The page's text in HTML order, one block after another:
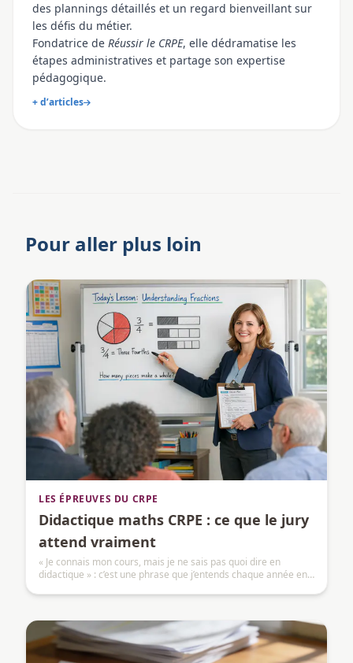
des plannings détaillés et un regard bienveillant sur
les défis du métier.
Fondatrice de Réussir le CRPE, elle dédramatise les
étapes administratives et partage son expertise
pédagogique.
+ d’articles
Pour aller plus loin
LES ÉPREUVES DU CRPE
Didactique maths CRPE : ce que le jury
attend vraiment
« Je connais mon cours, mais je ne sais pas quoi dire en
didactique » : c’est une phrase que j’entends chaque année en